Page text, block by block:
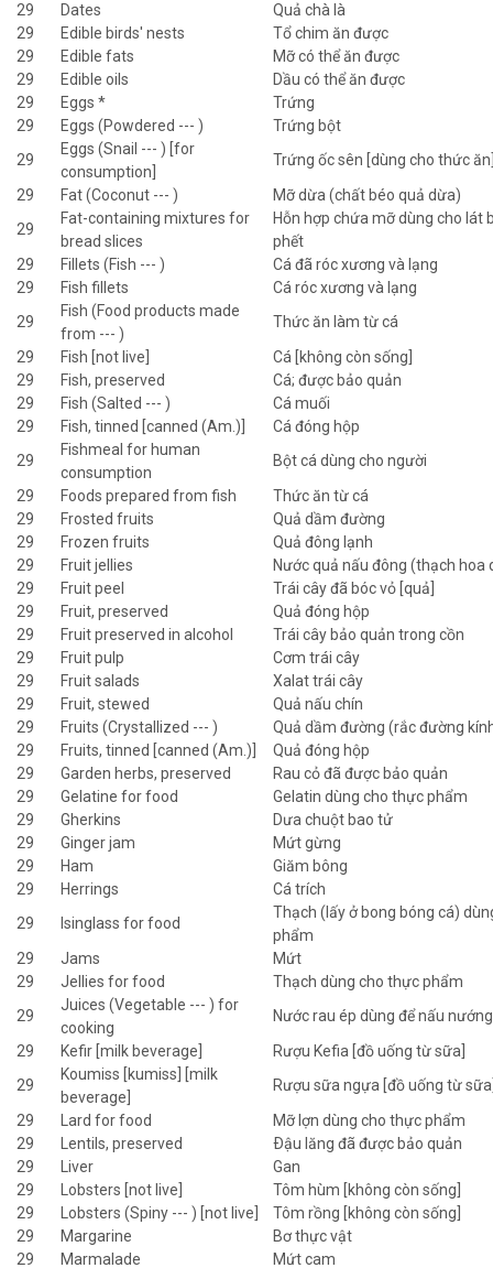
29
Dates
Quả chà là
29
Edible birds' nests
Tổ chim ăn được
29
Edible fats
Mỡ có thể ăn được
29
Edible oils
Dầu có thể ăn được
29
Eggs *
Trứng
29
Eggs (Powdered --- )
Trứng bột
29
Eggs (Snail --- ) [for
consumption]
Trứng ốc sên [dùng cho thức
29
Fat (Coconut --- )
Mỡ dừa (chất béo quả dừa)
29
Fat-containing mixtures for
bread slices
Hỗn hợp chứa mỡ dùng cho lát
phết
29
Fillets (Fish --- )
Cá đã róc xương và lạng
29
Fish fillets
Cá róc xương và lạng
29
Fish (Food products made
from --- )
Thức ăn làm từ cá
29
Fish [not live]
Cá [không còn sống]
29
Fish, preserved
Cá; được bảo quản
29
Fish (Salted --- )
Cá muối
29
Fish, tinned [canned (Am.)]
Cá đóng hộp
29
Fishmeal for human
consumption
Bột cá dùng cho người
29
Foods prepared from fish
Thức ăn từ cá
29
Frosted fruits
Quả dầm đường
29
Frozen fruits
Quả đông lạnh
29
Fruit jellies
Nước quả nấu đông (thạch hoa
29
Fruit peel
Trái cây đã bóc vỏ [quả]
29
Fruit, preserved
Quả đóng hộp
29
Fruit preserved in alcohol
Trái cây bảo quản trong cồn
29
Fruit pulp
Cơm trái cây
29
Fruit salads
Xalat trái cây
29
Fruit, stewed
Quả nấu chín
29
Fruits (Crystallized --- )
Quả dầm đường (rắc đường
29
Fruits, tinned [canned (Am.)]
Quả đóng hộp
29
Garden herbs, preserved
Rau cỏ đã được bảo quản
29
Gelatine for food
Gelatin dùng cho thực phẩm
29
Gherkins
Dưa chuột bao tử
29
Ginger jam
Mứt gừng
29
Ham
Giăm bông
29
Herrings
Cá trích
29
Isinglass for food
Thạch (lấy ở bong bóng cá)
phẩm
29
Jams
Mứt
29
Jellies for food
Thạch dùng cho thực phẩm
29
Juices (Vegetable --- ) for
cooking
Nước rau ép dùng để nấu nướng
29
Kefir [milk beverage]
Rượu Kefia [đồ uống từ sữa]
29
Koumiss [kumiss] [milk
beverage]
Rượu sữa ngựa [đồ uống từ
29
Lard for food
Mỡ lợn dùng cho thực phẩm
29
Lentils, preserved
Ðậu lăng đã được bảo quản
29
Liver
Gan
29
Lobsters [not live]
Tôm hùm [không còn sống]
29
Lobsters (Spiny --- ) [not live]
Tôm rồng [không còn sống]
29
Margarine
Bơ thực vật
29
Marmalade Mứt cam